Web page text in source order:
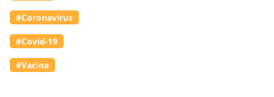
#Coronavírus
#Covid-19
#Vacina